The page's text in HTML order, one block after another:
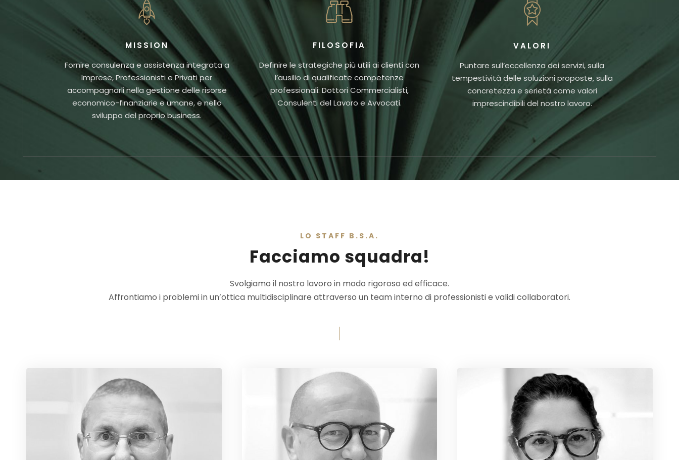
MISSION
Fornire consulenza e assistenza integrata a
Imprese, Professionisti e Privati per
accompagnarli nella gestione delle risorse
economico-finanziarie e umane, e nello
sviluppo del proprio business.
FILOSOFIA
Definire le strategiche più utili ai clienti con
l’ausilio di qualificate competenze
professionali: Dottori Commercialisti,
Consulenti del Lavoro e Avvocati.
VALORI
Puntare sull’eccellenza dei servizi, sulla
tempestività delle soluzioni proposte, sulla
concretezza e serietà come valori
imprescindibili del nostro lavoro.
LO STAFF B.S.A.
Facciamo squadra!
Svolgiamo il nostro lavoro in modo rigoroso ed efficace.
Affrontiamo i problemi in un’ottica multidisciplinare attraverso un team interno di professionisti e validi collaboratori.
Antonio Basso Corrado Basso Federica Basso